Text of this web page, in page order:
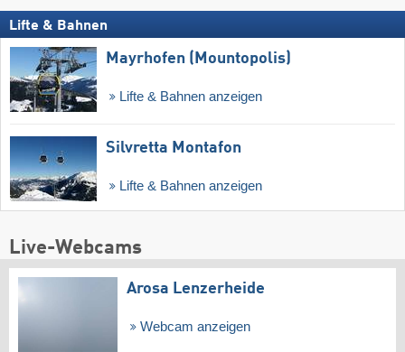
Lifte & Bahnen
Mayrhofen (Mountopolis)
Lifte & Bahnen anzeigen
Silvretta Montafon
Lifte & Bahnen anzeigen
Live-Webcams
Arosa Lenzerheide
Webcam anzeigen